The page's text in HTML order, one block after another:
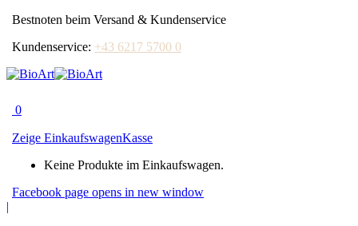
Bestnoten beim Versand & Kundenservice
Kundenservice: +43 6217 5700 0
0
Zeige EinkaufswagenKasse
Keine Produkte im Einkaufswagen.
Facebook page opens in new window
|